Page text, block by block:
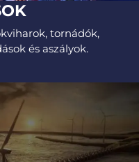
tornádók,
és aszályok.